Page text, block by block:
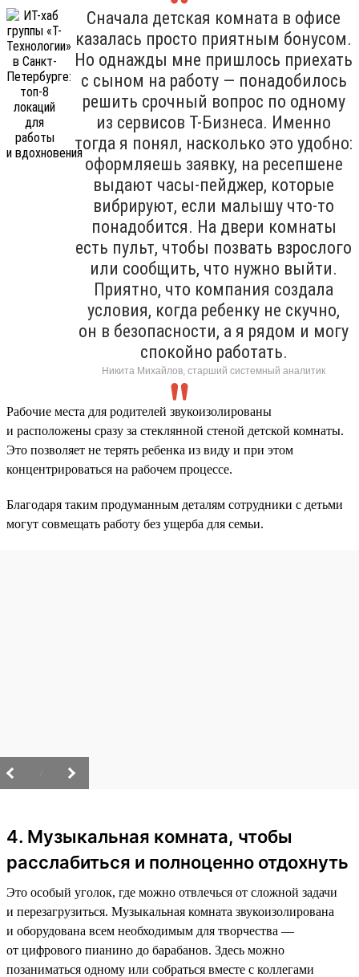
Сначала детская комната в офисе
казалась просто приятным бонусом.
Но однажды мне пришлось приехать
с сыном на работу — понадобилось
решить срочный вопрос по одному
из сервисов Т-Бизнеса. Именно
тогда я понял, насколько это удобно:
оформляешь заявку, на ресепшене
выдают часы-пейджер, которые
вибрируют, если малышу что-то
понадобится. На двери комнаты
есть пульт, чтобы позвать взрослого
или сообщить, что нужно выйти.
Приятно, что компания создала
условия, когда ребенку не скучно,
он в безопасности, а я рядом и могу
спокойно работать.
Никита Михайлов, старший системный аналитик
Рабочие места для родителей звукоизолированы
и расположены сразу за стеклянной стеной детской комнаты.
Это позволяет не терять ребенка из виду и при этом
концентрироваться на рабочем процессе.
Благодаря таким продуманным деталям сотрудники с детьми
могут совмещать работу без ущерба для семьи.
4. Музыкальная комната, чтобы
расслабиться и полноценно отдохнуть
Это особый уголок, где можно отвлечься от сложной задачи
и перезагрузиться. Музыкальная комната звукоизолирована
и оборудована всем необходимым для творчества —
от цифрового пианино до барабанов. Здесь можно
позаниматься одному или собраться вместе с коллегами